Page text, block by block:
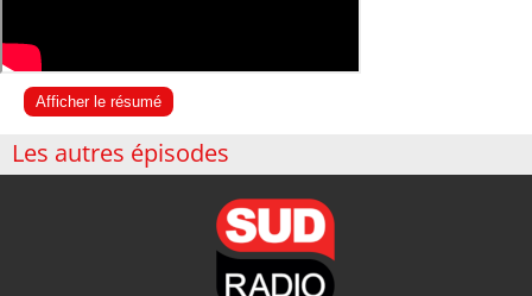
Afficher le résumé
Les autres épisodes